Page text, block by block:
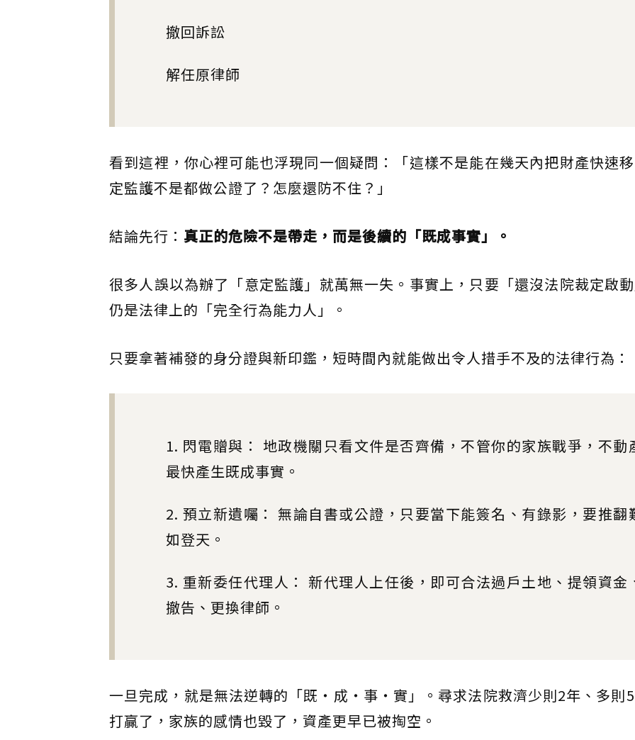
撤回訴訟
解任原律師
看到這裡，你心裡可能也浮現同一個疑問：「這樣不是能在幾天內把財產快速
定監護不是都做公證了？怎麼還防不住？」
結論先行： 真正的危險不是帶走，而是後續的「既成事實」。
很多人誤以為辦了「意定監護」就萬無一失。事實上，只要「還沒法院裁定啟
仍是法律上的「完全行為能力人」。
只要拿著補發的身分證與新印鑑，短時間內就能做出令人措手不及的法律行為：
1. 閃電贈與： 地政機關只看文件是否齊備，不管你的家族戰爭，不動
最快產生既成事實。
2. 預立新遺囑： 無論自書或公證，只要當下能簽名、有錄影，要推翻
如登天。
3. 重新委任代理人： 新代理人上任後，即可合法過戶土地、提領資金
撤告、更換律師。
一旦完成，就是無法逆轉的「既・成・事・實」。尋求法院救濟少則2年、多則
打贏了，家族的感情也毀了，資產更早已被掏空。